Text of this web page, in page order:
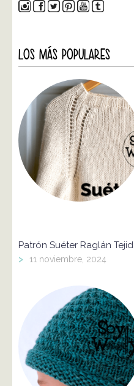
LOS MÁS POPULARES
Patrón Suéter Raglán
> 11 noviembre, 2024